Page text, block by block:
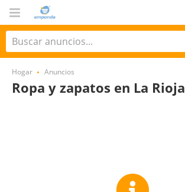
Hogar Anuncios
Ropa y zapatos en La Rioja